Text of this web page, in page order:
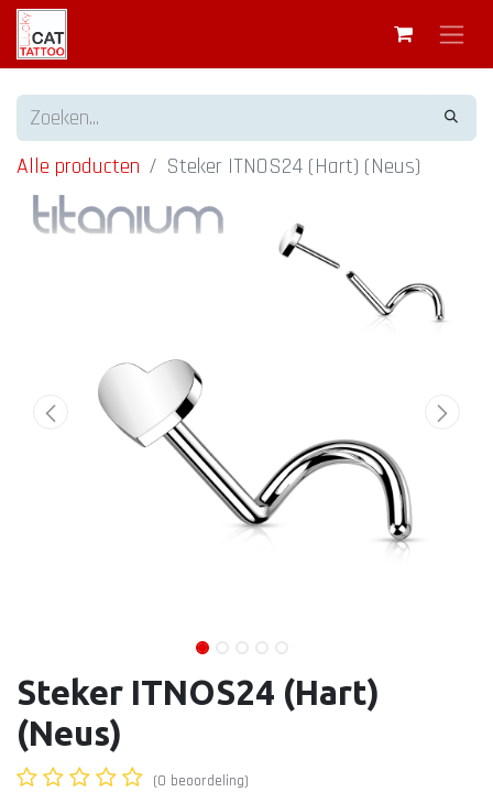
Alle producten Steker ITNOS24 (Hart) (Neus)
Steker ITNOS24 (Hart)
(Neus)
(0 beoordeling)